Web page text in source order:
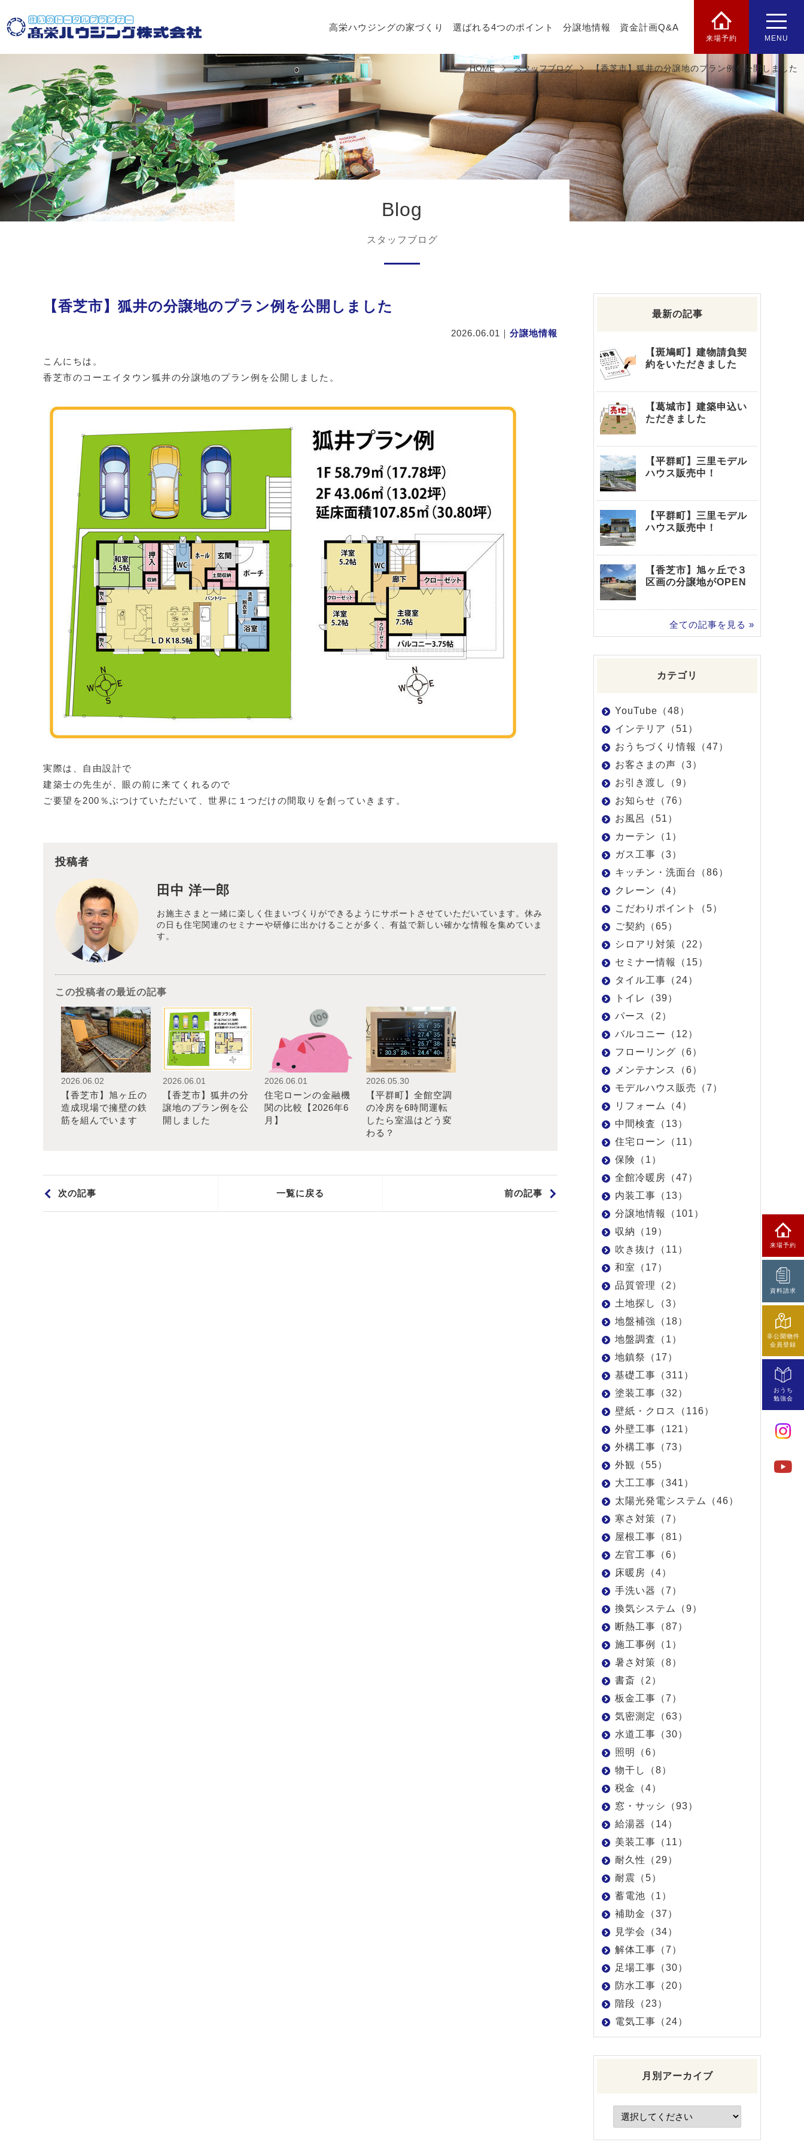
高栄ハウジングの家づくり 選ばれる4つのポイント 分譲地情報 資金計画Q&A
来場予約 MENU
来場予約
資料請求
非公開物件
会員登録
おうち
勉強会
Blog
スタッフブログ
HOME スタッフブログ 【香芝市】狐井の分譲地のプラン例を公開しました
【香芝市】狐井の分譲地のプラン例を公開しました
2026.06.01 ｜ 分譲地情報
こんにちは。
香芝市のコーエイタウン狐井の分譲地のプラン例を公開しました。
実際は、自由設計で
建築士の先生が、眼の前に来てくれるので
ご要望を200％ぶつけていただいて、世界に１つだけの間取りを創っていきます。
投稿者
田中 洋一郎
お施主さまと一緒に楽しく住まいづくりができるようにサポートさせていただいています。休み
の日も住宅関連のセミナーや研修に出かけることが多く、有益で新しい確かな情報を集めていま
す。
この投稿者の最近の記事
2026.06.02
【香芝市】旭ヶ丘の
造成現場で擁壁の鉄
筋を組んでいます
2026.06.01
【香芝市】狐井の分
譲地のプラン例を公
開しました
2026.06.01
住宅ローンの金融機
関の比較【2026年6
月】
2026.05.30
【平群町】全館空調
の冷房を6時間運転
したら室温はどう変
わる？
次の記事 前の記事
一覧に戻る
最新の記事
【斑鳩町】建物請負契
約をいただきました
【葛城市】建築申込い
ただきました
【平群町】三里モデル
ハウス販売中！
【平群町】三里モデル
ハウス販売中！
【香芝市】旭ヶ丘で３
区画の分譲地がOPEN
全ての記事を見る »
カテゴリ
YouTube（48）
インテリア（51）
おうちづくり情報（47）
お客さまの声（3）
お引き渡し（9）
お知らせ（76）
お風呂（51）
カーテン（1）
ガス工事（3）
キッチン・洗面台（86）
クレーン（4）
こだわりポイント（5）
ご契約（65）
シロアリ対策（22）
セミナー情報（15）
タイル工事（24）
トイレ（39）
パース（2）
バルコニー（12）
フローリング（6）
メンテナンス（6）
モデルハウス販売（7）
リフォーム（4）
中間検査（13）
住宅ローン（11）
保険（1）
全館冷暖房（47）
内装工事（13）
分譲地情報（101）
収納（19）
吹き抜け（11）
和室（17）
品質管理（2）
土地探し（3）
地盤補強（18）
地盤調査（1）
地鎮祭（17）
基礎工事（311）
塗装工事（32）
壁紙・クロス（116）
外壁工事（121）
外構工事（73）
外観（55）
大工工事（341）
太陽光発電システム（46）
寒さ対策（7）
屋根工事（81）
左官工事（6）
床暖房（4）
手洗い器（7）
換気システム（9）
断熱工事（87）
施工事例（1）
暑さ対策（8）
書斎（2）
板金工事（7）
気密測定（63）
水道工事（30）
照明（6）
物干し（8）
税金（4）
窓・サッシ（93）
給湯器（14）
美装工事（11）
耐久性（29）
耐震（5）
蓄電池（1）
補助金（37）
見学会（34）
解体工事（7）
足場工事（30）
防水工事（20）
階段（23）
電気工事（24）
月別アーカイブ